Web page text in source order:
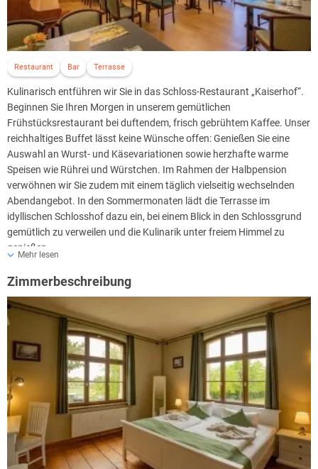
Restaurant Bar Terrasse
Kulinarisch entführen wir Sie in das Schloss-Restaurant „Kaiserhof“.
Beginnen Sie Ihren Morgen in unserem gemütlichen
Frühstücksrestaurant bei duftendem, frisch gebrühtem Kaffee. Unser
reichhaltiges Buffet lässt keine Wünsche offen: Genießen Sie eine
Auswahl an Wurst- und Käsevariationen sowie herzhafte warme
Speisen wie Rührei und Würstchen. Im Rahmen der Halbpension
verwöhnen wir Sie zudem mit einem täglich vielseitig wechselnden
Abendangebot. In den Sommermonaten lädt die Terrasse im
idyllischen Schlosshof dazu ein, bei einem Blick in den Schlossgrund
gemütlich zu verweilen und die Kulinarik unter freiem Himmel zu
genießen.
Mehr lesen
Zimmerbeschreibung